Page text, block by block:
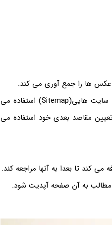
ربات گوگل لینک هایی که در صفحات موجود باشد را در نظر می گیرد و از نقشه سایت هایی(Sitemap) استفاده می
مقاصد بعدی خود استفاده می
کند تا بعدا به آنها مراجعه کند.
مطالب به آن صفحه آپدیت شود.